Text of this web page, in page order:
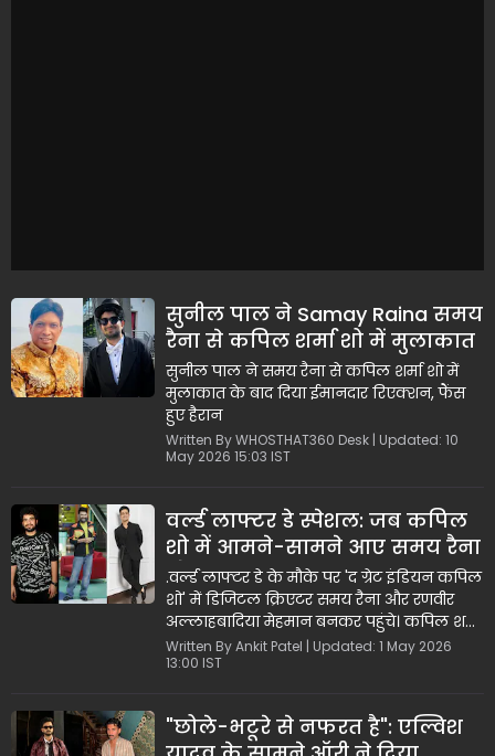
सुनील पाल ने Samay Raina समय
रैना से कपिल शर्मा शो में मुलाकात
के बाद दिया रिएक्शन
सुनील पाल ने समय रैना से कपिल शर्मा शो में
मुलाकात के बाद दिया ईमानदार रिएक्शन, फैंस
हुए हैरान
Written By WHOSTHAT360 Desk | Updated: 10
May 2026 15:03 IST
वर्ल्ड लाफ्टर डे स्पेशल: जब कपिल
शो में आमने-सामने आए समय रैना
और 'बियरबाइसेप्स', हंसी का
ओवरडोज़
.वर्ल्ड लाफ्टर डे के मौके पर 'द ग्रेट इंडियन कपिल
शो' में डिजिटल क्रिएटर समय रैना और रणवीर
अल्लाहबादिया मेहमान बनकर पहुंचे। कपिल शर्मा
के अनुसार, यह एपिसोड युवाओं के लिए काफी
रिलेटेबल और मजेदार होगा। प्रोमो में दोनों क्रिएटर्स
कीकू शारदा का न्यूज़ डिबेट सेगमेंट हंसी का
जबरदस्त तड़का लगा रहा है। नेटफ्लिक्स पर यह
Written By Ankit Patel | Updated: 1 May 2026
13:00 IST
"छोले-भटूरे से नफरत है": एल्विश